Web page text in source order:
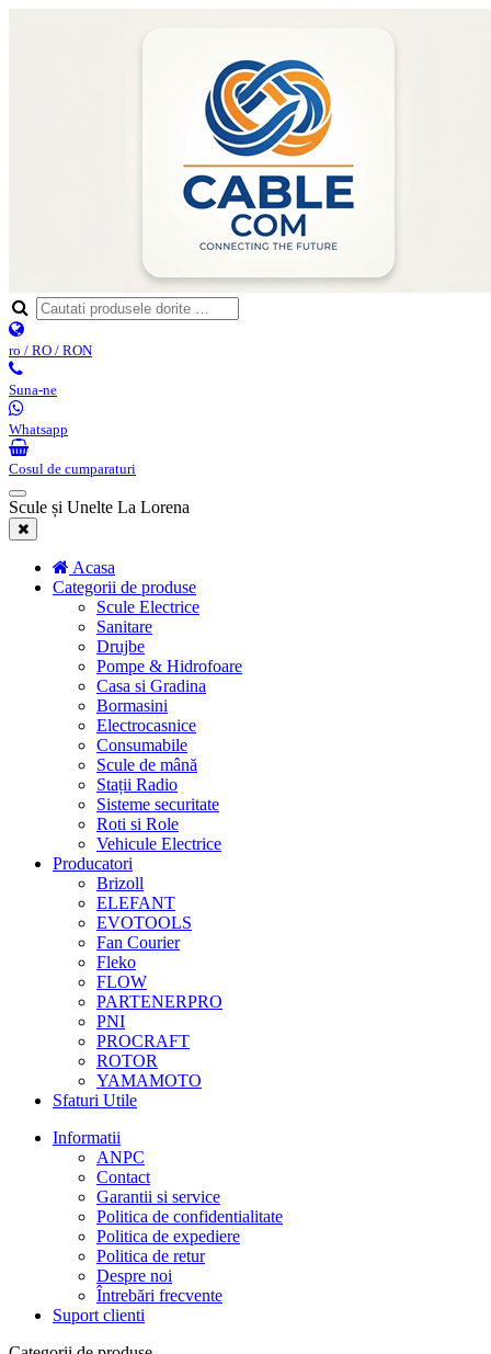
ro / RO / RON
Suna-ne
Whatsapp
Cosul de cumparaturi
Scule și Unelte La Lorena
Acasa
Categorii de produse
Scule Electrice
Sanitare
Drujbe
Pompe & Hidrofoare
Casa si Gradina
Bormasini
Electrocasnice
Consumabile
Scule de mână
Stații Radio
Sisteme securitate
Roti si Role
Vehicule Electrice
Producatori
Brizoll
ELEFANT
EVOTOOLS
Fan Courier
Fleko
FLOW
PARTENERPRO
PNI
PROCRAFT
ROTOR
YAMAMOTO
Sfaturi Utile
Informatii
ANPC
Contact
Garantii si service
Politica de confidentialitate
Politica de expediere
Politica de retur
Despre noi
Întrebări frecvente
Suport clienti